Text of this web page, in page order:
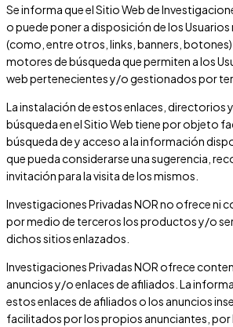
Se informa que el Sitio Web de
o puede poner a disposición de los Usuarios
(como, entre otros, links, banners,
motores de búsqueda que permiten a los
web pertenecientes y/o gestionados por
La instalación de estos enlaces, directorios
búsqueda en el Sitio Web tiene por objeto
búsqueda de y acceso a la información
que pueda considerarse una sugerencia,
invitación para la visita de los mismos.
Investigaciones Privadas NORno ofrece ni
por medio de terceros los productos y/o
dichos sitios enlazados.
Investigaciones Privadas NORofrece
anuncios y/o enlaces de afiliados. La
estos enlaces de afiliados o los anuncios
facilitados por los propios anunciantes, por